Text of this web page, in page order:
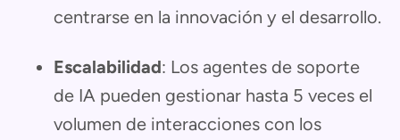
centrarse en la innovación y el desarrollo.
Escalabilidad: Los agentes de soporte
de IA pueden gestionar hasta 5 veces el
volumen de interacciones con los